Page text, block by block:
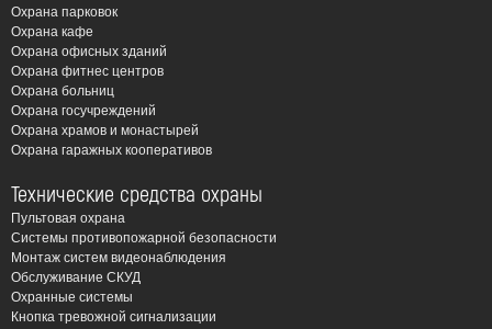
от ведущих производителей, что обеспечивает
высокую надежность, функциональность и
долговечность систем контроля доступа.
Оперативность и профессионализм:
команда высококвалифицированных специалистов
гарантирует быстрый и качественный монтаж СКУД
в удобное для вас время. Мы ценим ваше время и
стремимся выполнить работы в кратчайшие сроки,
не нарушая ваш рабочий процесс.
Доступные цены и гибкая система скидок:
предлагаем конкурентные цены на монтаж и
обслуживание СКУД в Раменском, а также
различные варианты сотрудничества, учитывая
Охрана парковок
Охрана кафе
Охрана офисных зданий
Охрана фитнес центров
Охрана больниц
Охрана госучреждений
Охрана храмов и монастырей
Охрана гаражных кооперативов
Технические средства охраны
Пультовая охрана
Системы противопожарной безопасности
Монтаж систем видеонаблюдения
Обслуживание СКУД
Охранные системы
Кнопка тревожной сигнализации